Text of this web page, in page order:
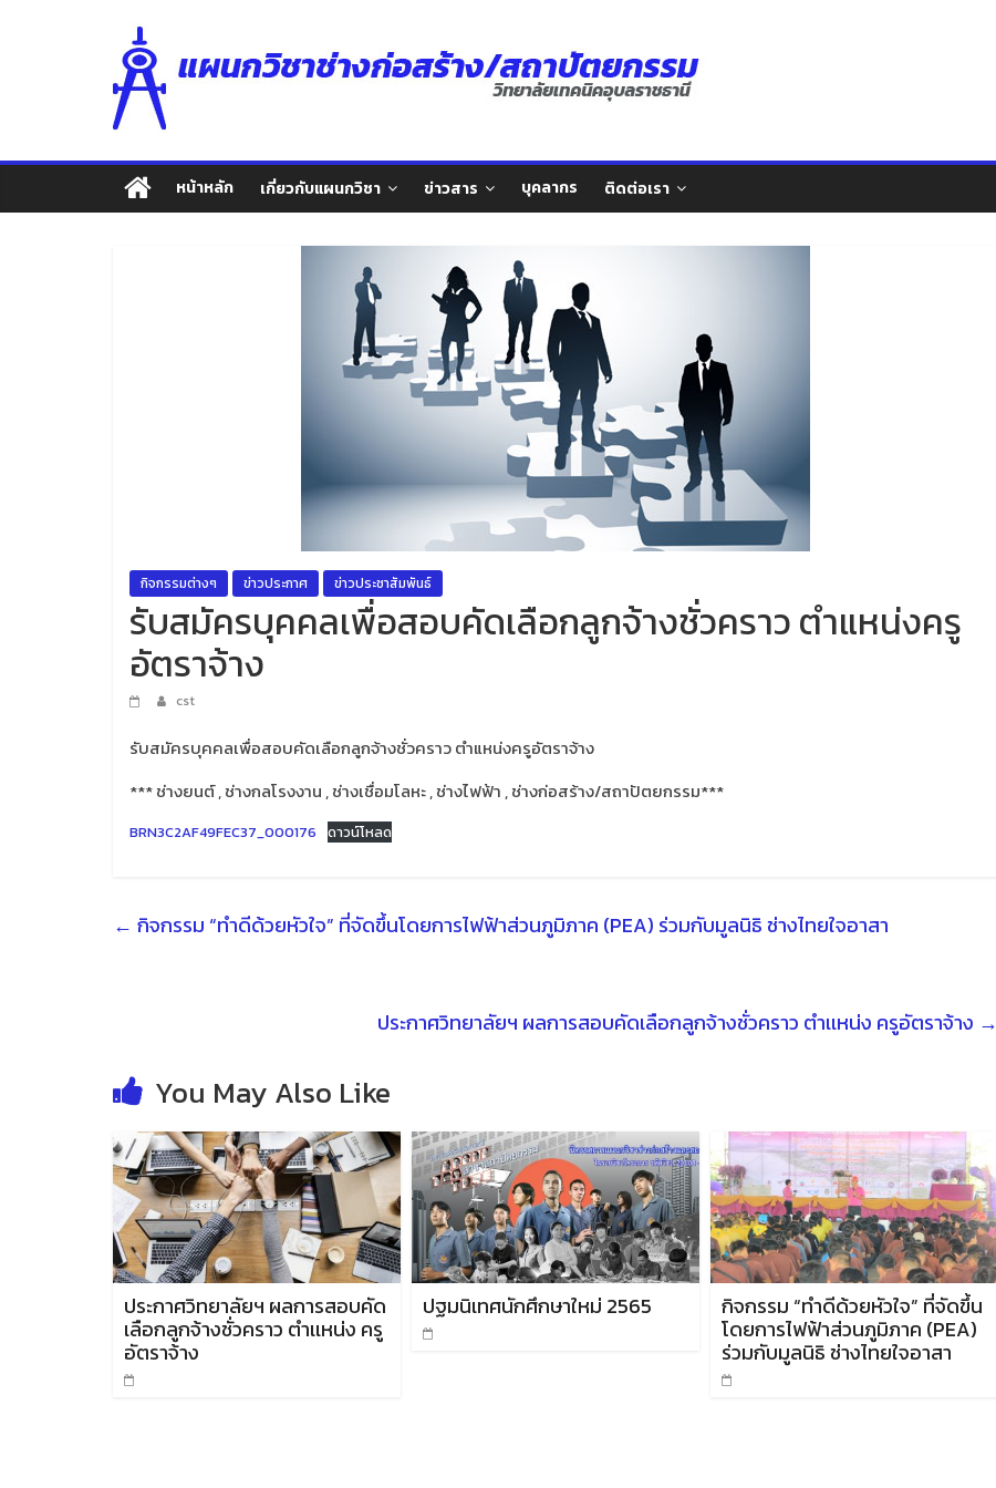
แผนก
วิชา
ช่าง
ก่อสร้าง/
สถาปัตยกรรม
หน้าหลัก เกี่ยวกับแผนกวิชา ข่าวสาร บุคลากร ติดต่อเรา
กิจกรรมต่างๆ ข่าวประกาศ ข่าวประชาสัมพันธ์
รับสมัครบุคคลเพื่อสอบคัดเลือกลูกจ้างชั่วคราว ตำแหน่งครู
อัตราจ้าง
cst
รับสมัครบุคคลเพื่อสอบคัดเลือกลูกจ้างชั่วคราว ตำแหน่งครูอัตราจ้าง
*** ช่างยนต์ , ช่างกลโรงงาน , ช่างเชื่อมโลหะ , ช่างไฟฟ้า , ช่างก่อสร้าง/สถาปัตยกรรม***
BRN3C2AF49FEC37_000176 ดาวน์โหลด
← กิจกรรม “ทำดีด้วยหัวใจ” ที่จัดขึ้นโดยการไฟฟ้าส่วนภูมิภาค (PEA) ร่วมกับมูลนิธิ ช่างไทยใจอาสา
ประกาศวิทยาลัยฯ ผลการสอบคัดเลือกลูกจ้างชั่วคราว ตำเเหน่ง ครูอัตราจ้าง →
You May Also Like
ประกาศวิทยาลัยฯ ผลการสอบคัด
เลือกลูกจ้างชั่วคราว ตำเเหน่ง ครู
อัตราจ้าง
ปฐมนิเทศนักศึกษาใหม่ 2565 กิจกรรม “ทำดีด้วยหัวใจ” ที่จัดขึ้น
โดยการไฟฟ้าส่วนภูมิภาค (PEA)
ร่วมกับมูลนิธิ ช่างไทยใจอาสา